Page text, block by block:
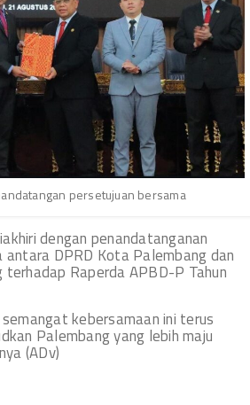
persetujuan bersama
dengan penandatanganan
antara DPRD Kota Palembang dan
Raperda APBD-P Tahun
kebersamaan ini terus
Palembang yang lebih maju
(ADv)